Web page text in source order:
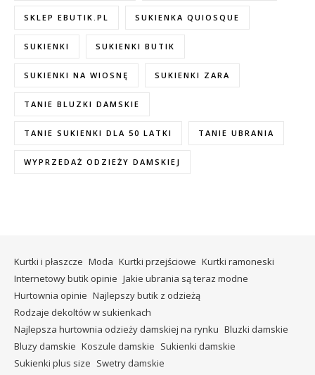
SKLEP EBUTIK.PL SUKIENKA QUIOSQUE
SUKIENKI SUKIENKI BUTIK
SUKIENKI NA WIOSNĘ SUKIENKI ZARA
TANIE BLUZKI DAMSKIE
TANIE SUKIENKI DLA 50 LATKI TANIE UBRANIA
WYPRZEDAŻ ODZIEŻY DAMSKIEJ
Kurtki i płaszcze Moda Kurtki przejściowe Kurtki ramoneski
Internetowy butik opinie Jakie ubrania są teraz modne
Hurtownia opinie Najlepszy butik z odzieżą
Rodzaje dekoltów w sukienkach
Najlepsza hurtownia odzieży damskiej na rynku Bluzki damskie
Bluzy damskie Koszule damskie Sukienki damskie
Sukienki plus size Swetry damskie